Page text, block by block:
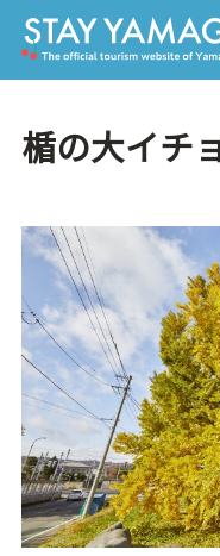
楯の大イチ